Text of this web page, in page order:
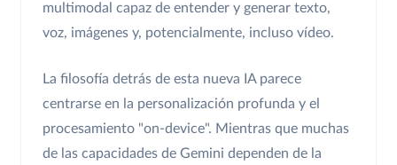
multimodal capaz de entender y generar texto,
voz, imágenes y, potencialmente, incluso vídeo.
La filosofía detrás de esta nueva IA parece
centrarse en la personalización profunda y el
procesamiento "on-device". Mientras que muchas
de las capacidades de Gemini dependen de la